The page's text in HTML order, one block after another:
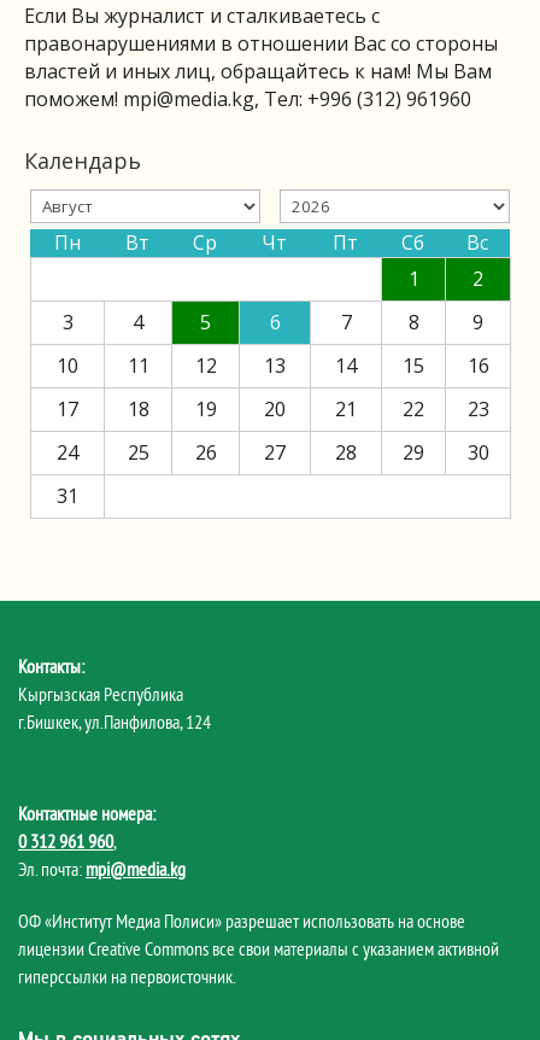
Если Вы журналист и сталкиваетесь с
правонарушениями в отношении Вас со стороны
властей и иных лиц, обращайтесь к нам! Мы Вам
поможем! mpi@media.kg, Тел: +996 (312) 961960
Календарь
Пн Вт Ср Чт Пт Сб
Вс
1
2
3
4 5 6 7 8
9
10
11 12 13 14 15
16
17
18 19 20 21 22
23
24
25 26 27 28 29
30
31
Контакты:
Кыргызская Республика
г.Бишкек, ул.Панфилова, 124
Контактные номера:
0 312 961 960,
Эл. почта: mpi@media.kg
ОФ «Институт Медиа Полиси» разрешает использовать на основе
лицензии Creative Commons все свои материалы с указанием активной
гиперссылки на первоисточник.